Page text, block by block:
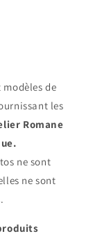
de
les
Romane
ne sont
ne sont